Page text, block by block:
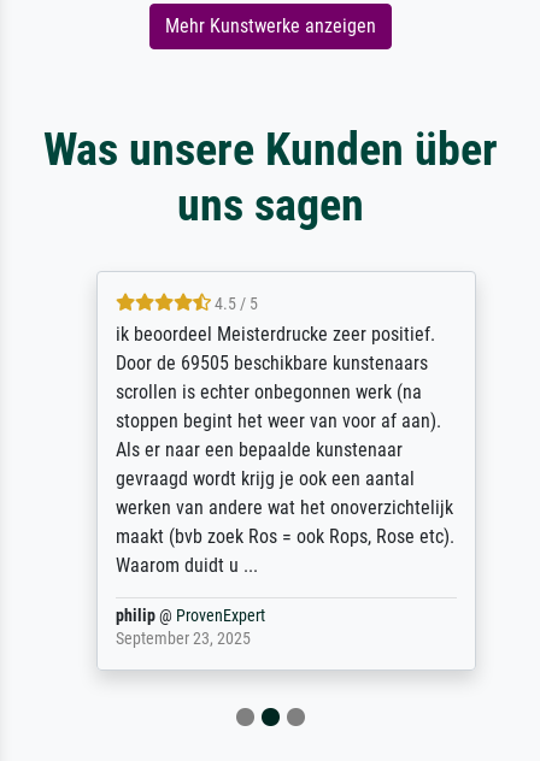
Mehr Kunstwerke anzeigen
Was unsere Kunden über
uns sagen
4.5 / 5
ik beoordeel Meisterdrucke zeer positief.
Door de 69505 beschikbare kunstenaars
scrollen is echter onbegonnen werk (na
stoppen begint het weer van voor af aan).
Als er naar een bepaalde kunstenaar
gevraagd wordt krijg je ook een aantal
werken van andere wat het onoverzichtelijk
maakt (bvb zoek Ros = ook Rops, Rose etc).
Waarom duidt u ...
philip @ProvenExpert
September 23, 2025